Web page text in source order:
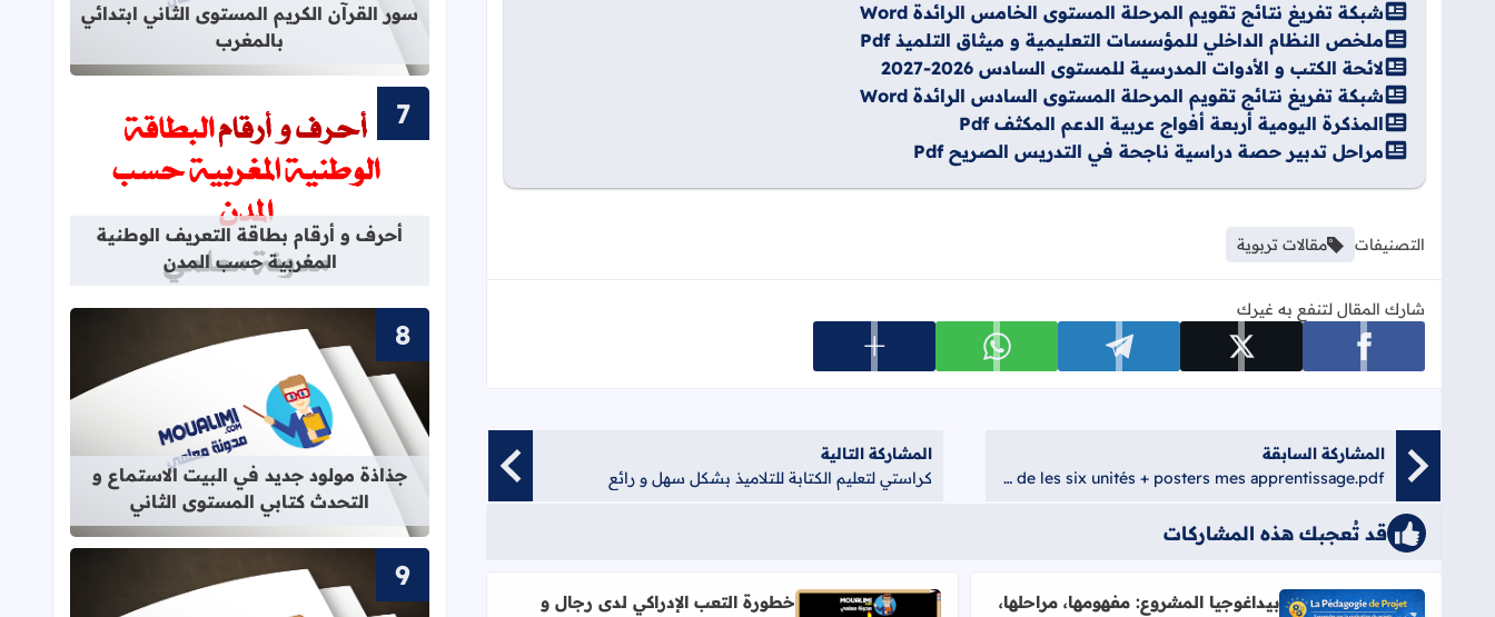
شبكة تفريغ نتائج تقويم المرحلة المستوى الخامس الرائدة Word
ملخص النظام الداخلي للمؤسسات التعليمية و ميثاق التلميذ Pdf
لائحة الكتب و الأدوات المدرسية للمستوى السادس 2026-2027
شبكة تفريغ نتائج تقويم المرحلة المستوى السادس الرائدة Word
المذكرة اليومية أربعة أفواج عربية الدعم المكثف Pdf
مراحل تدبير حصة دراسية ناجحة في التدريس الصريح Pdf
التصنيفات مقالات تربوية
شارك المقال لتنفع به غيرك
شارك على facebook شارك على x شارك على telegram شارك على whatsapp عرض المزيد من خيارات المشاركة
المشاركة السابقة
Pour l'enseignant Les dialogues de les six unités + posters mes apprentissage.pdf
المشاركة التالية
كراستي لتعليم الكتابة للتلاميذ بشكل سهل و رائع
قد تُعجبك هذه المشاركات
بيداغوجيا المشروع: مفهومها، مراحلها، خطورة التعب الإدراكي لدى رجال و
سور القرآن الكريم المستوى الثاني ابتدائي
بالمغرب
قراءة المزيد عن أحرف و أرقام
أحرف و أرقام بطاقة التعريف الوطنية
المغربية حسب المدن
قراءة المزيد عن جذاذة مولود جديد
جذاذة مولود جديد في البيت الاستماع و
التحدث كتابي المستوى الثاني